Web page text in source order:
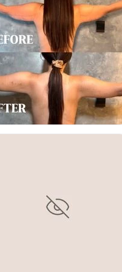
sudoración excesiva de
Toxina botulínica en dichas
6 meses.